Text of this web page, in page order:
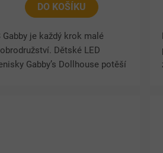
DO KOŠÍKU
Gabby je každý krok malé
Dětské LED
Gabby’s Dollhouse potěší